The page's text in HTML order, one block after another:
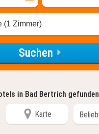
(1 Zimmer)
Suchen
in Bad Bertrich gefunden
Karte